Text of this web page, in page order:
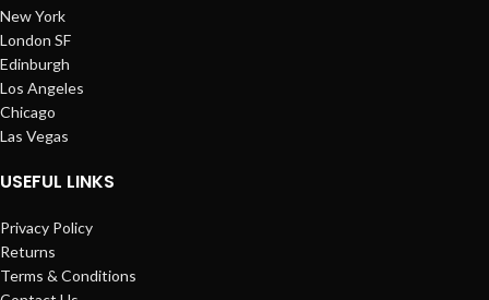
New York
London SF
Edinburgh
Los Angeles
Chicago
Las Vegas
USEFUL LINKS
Privacy Policy
Returns
Terms & Conditions